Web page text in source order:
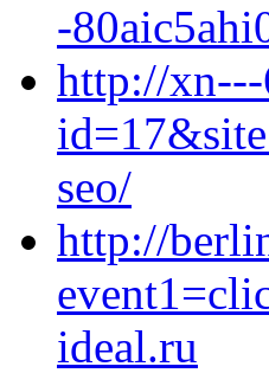
-
http://
seo/
http://
ideal.ru